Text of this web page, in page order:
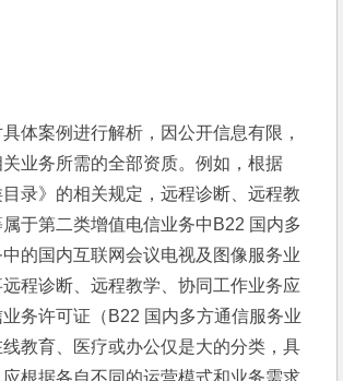
体案例进行解析，因公开信息有限，
业务所需的全部资质。例如，根据
目录》的相关规定，远程诊断、远程教
于第二类增值电信业务中B22 国内多
的国内互联网会议电视及图像服务业
程诊断、远程教学、协同工作业务应
务许可证（B22 国内多方通信服务业
教育、医疗或办公仅是大的分类，具